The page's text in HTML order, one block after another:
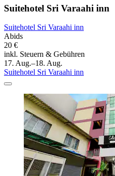
Suitehotel Sri Varaahi inn
Suitehotel Sri Varaahi inn
Abids
20 €
inkl. Steuern & Gebühren
17. Aug.–18. Aug.
Suitehotel Sri Varaahi inn